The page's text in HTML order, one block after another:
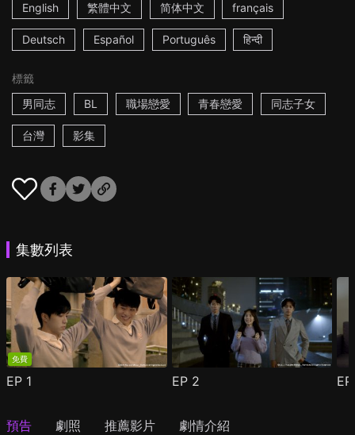
English
繁體中文 简体中文 français
Deutsch Español Português हिन्दी
標籤
男同志
BL 職場戀愛 青春戀愛 同志子女
台灣 影集
集數列表
免費
EP 1 EP 2
預告 劇照 推薦影片 劇情介紹